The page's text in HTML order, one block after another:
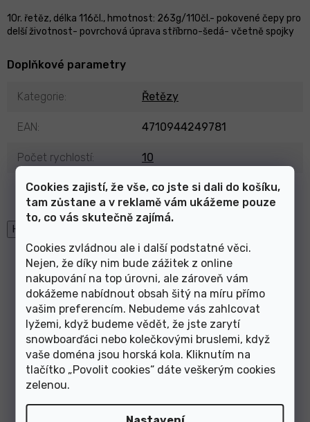
Cookies zajistí, že vše, co jste si dali do košíku,
tam zůstane a v reklamě vám ukážeme pouze
to, co vás skutečně zajímá.
Cookies zvládnou ale i další podstatné věci.
Nejen, že díky nim bude zážitek z online
nakupování na top úrovni, ale zároveň vám
dokážeme nabídnout obsah šitý na míru přímo
vašim preferencím. Nebudeme vás zahlcovat
lyžemi, když budeme vědět, že jste zarytí
snowboarďáci nebo kolečkovými bruslemi, když
vaše doména jsou horská kola. Kliknutím na
tlačítko „Povolit cookies“ dáte veškerým cookies
zelenou.
10r. řetěz, délka 116čl., hmotnost: 263g/110čl.- pokovené čepy pro
delší životnost- povrchová úprava stříbrno-šedá- včetně spojky
Doplňkové parametry
Kategorie: Řetězy
EAN: 4710944249781
Počet rychlostí: 10
Výrobce: SunRace
High-contrast mode
Mohlo by Vás zajímat
řetěz SunRace CN11A 11k
116čl. stříbrný
řetěz SunRace CNM94 9k
116čl. šedý